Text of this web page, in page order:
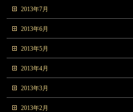
2013年7月
2013年6月
2013年5月
2013年4月
2013年3月
2013年2月